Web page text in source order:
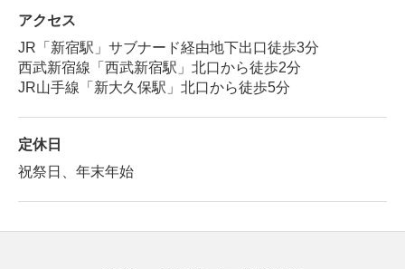
アクセス
JR「新宿駅」サブナード経由地下出口徒歩3分
西武新宿線「西武新宿駅」北口から徒歩2分
JR山手線「新大久保駅」北口から徒歩5分
定休日
祝祭日、年末年始